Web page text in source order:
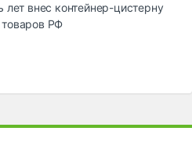
лет внес контейнер-цистерну
РФ